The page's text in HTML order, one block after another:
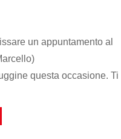
un appuntamento al
questa occasione. Ti